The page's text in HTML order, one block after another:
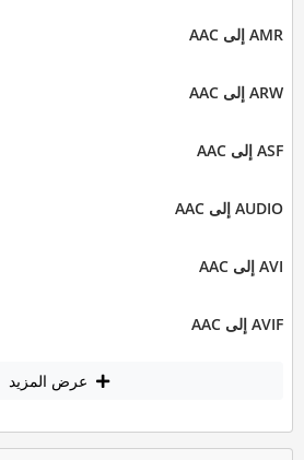
AMR إلى AAC
ARW إلى AAC
ASF إلى AAC
AUDIO إلى AAC
AVI إلى AAC
AVIF إلى AAC
عرض المزيد